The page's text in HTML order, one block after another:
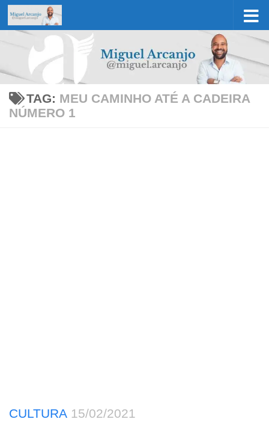
Skip to content
TAG: MEU CAMINHO ATÉ A CADEIRA
NÚMERO 1
CULTURA 15/02/2021